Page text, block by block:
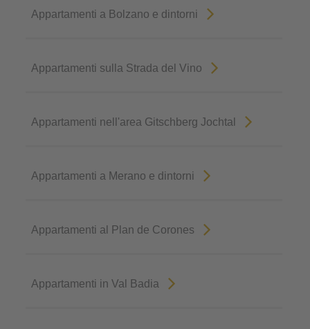
Appartamenti a Bolzano e dintorni
Appartamenti sulla Strada del Vino
Appartamenti nell'area Gitschberg Jochtal
Appartamenti a Merano e dintorni
Appartamenti al Plan de Corones
Appartamenti in Val Badia